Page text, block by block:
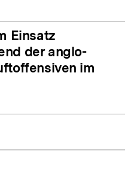
Einsatz
der anglo-
im